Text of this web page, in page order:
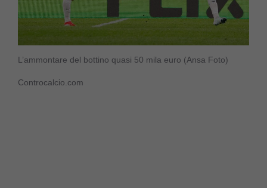
L’ammontare del bottino quasi 50 mila euro (Ansa Foto)
Controcalcio.com